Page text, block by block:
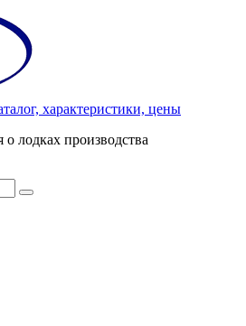
характеристики, цены
лодках производства